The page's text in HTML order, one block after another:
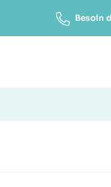
Besoin